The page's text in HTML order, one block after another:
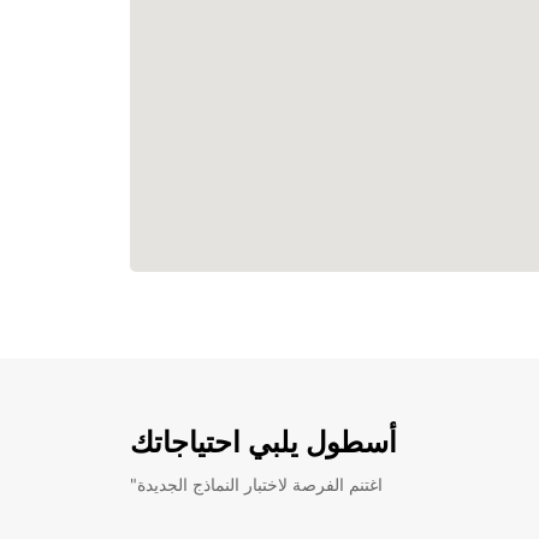
أسطول يلبي احتياجاتك
"اغتنم الفرصة لاختبار النماذج الجديدة